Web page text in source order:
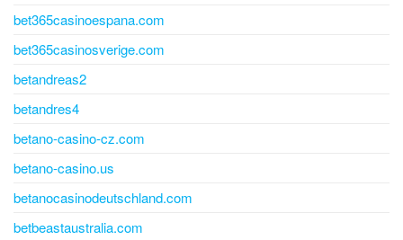
bet365casinoespana.com
bet365casinosverige.com
betandreas2
betandres4
betano-casino-cz.com
betano-casino.us
betanocasinodeutschland.com
betbeastaustralia.com